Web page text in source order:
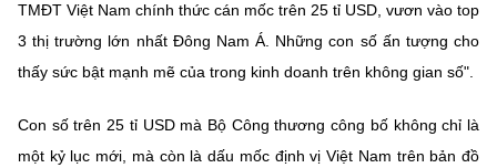
Năng lượng nguyên tử
Tin tổng hợp
Tin địa phương
Bưu chính, Viễn thông
Tiêu chuẩn, đo lường, chất lượng
Infographic
Ảnh
TMĐT Việt Nam chính thức cán mốc trên 25 tỉ USD, vươn vào top
3 thị trường lớn nhất Đông Nam Á. Những con số ấn tượng cho
thấy sức bật mạnh mẽ của trong kinh doanh trên không gian số".
Con số trên 25 tỉ USD mà Bộ Công thương công bố không chỉ là
một kỷ lục mới, mà còn là dấu mốc định vị Việt Nam trên bản đồ